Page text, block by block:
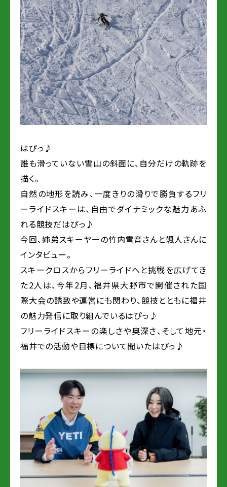
はぴっ♪
誰も滑っていない雪山の斜面に、自分だけの軌跡を
描く。
自然の地形を読み、一度きりの滑りで勝負するフリ
ーライドスキーは、自由でダイナミックな魅力あふ
れる競技だはぴっ♪
今回、姉弟スキーヤーの竹内雪音さんと颯人さんに
インタビュー。
スキークロスからフリーライドへと挑戦を広げてき
た2人は、今年2月、福井県大野市で開催された国
際大会の誘致や運営にも関わり、競技とともに福井
の魅力発信に取り組んでいるはぴっ♪
フリーライドスキーの楽しさや奥深さ、そして地元・
福井での活動や目標について聞いたはぴっ♪